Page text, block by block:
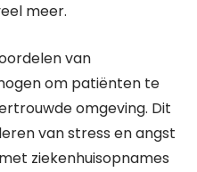
meer.
van
om patiënten te
omgeving. Dit
van stress en angst
ziekenhuisopnames